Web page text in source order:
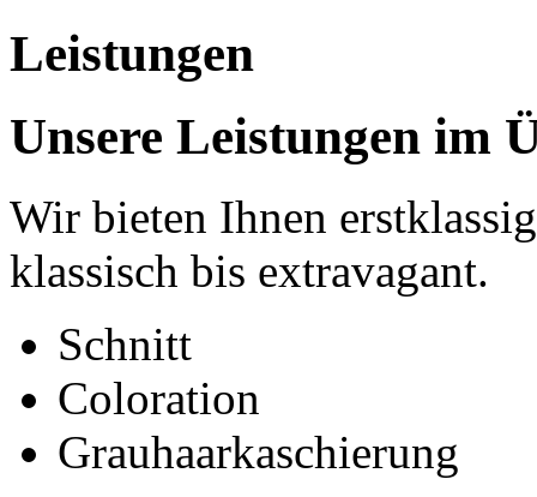
Leistungen
Unsere Leistungen im
Wir bieten Ihnen
klassisch bis extravagant.
Schnitt
Coloration
Grauhaarkaschierung